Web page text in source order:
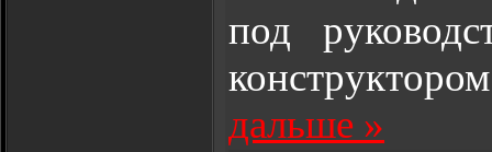
под
дальше »